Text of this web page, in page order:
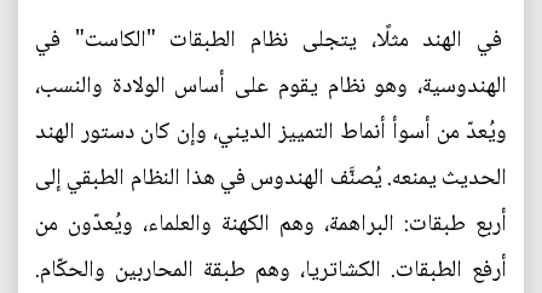
في الهند مثلًا، يتجلى نظام الطبقات "الكاست" في
الهندوسية، وهو نظام يقوم على أساس الولادة والنسب،
ويُعدّ من أسوأ أنماط التمييز الديني، وإن كان دستور الهند
الحديث يمنعه. يُصنَّف الهندوس في هذا النظام الطبقي إلى
أربع طبقات: البراهمة، وهم الكهنة والعلماء، ويُعدّون من
أرفع الطبقات. الكشاتريا، وهم طبقة المحاربين والحكّام.